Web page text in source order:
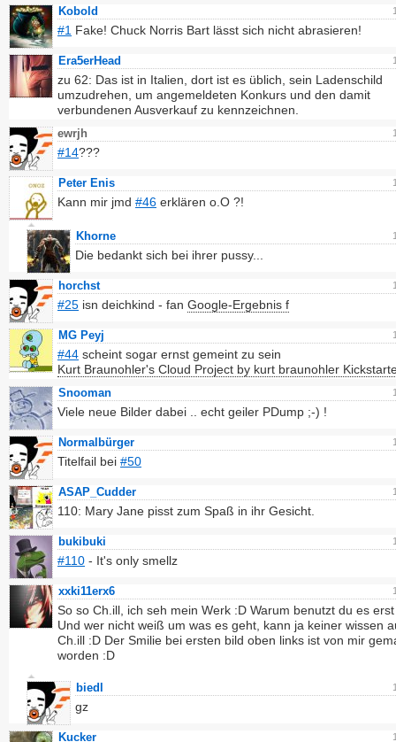
Kobold
#1 Fake! Chuck Norris Bart lässt sich nicht abrasieren!
Era5erHead
zu 62: Das ist in Italien, dort ist es üblich, sein Ladenschild
umzudrehen, um angemeldeten Konkurs und den damit
verbundenen Ausverkauf zu kennzeichnen.
ewrjh
#14???
Peter Enis
Kann mir jmd #46 erklären o.O ?!
Khorne
Die bedankt sich bei ihrer pussy...
horchst
#25 isn deichkind - fan Google-Ergebnis f
MG Peyj
#44 scheint sogar ernst gemeint zu sein
Kurt Braunohler's Cloud Project by kurt braunohler
Snooman
Viele neue Bilder dabei .. echt geiler PDump ;-) !
Normalbürger
Titelfail bei #50
ASAP_Cudder
110: Mary Jane pisst zum Spaß in ihr Gesicht.
bukibuki
#110 - It's only smellz
xxki11erx6
So so Ch.ill, ich seh mein Werk :D Warum benutzt du es
Und wer nicht weiß um was es geht, kann ja keiner wissen
Ch.ill :D Der Smilie bei ersten bild oben links ist von mir
worden :D
biedl
gz
Kucker